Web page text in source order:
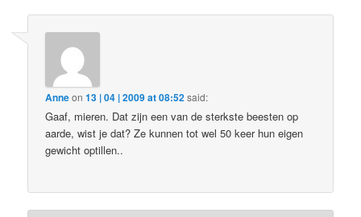
Anneon13 | 04 | 2009 at 08:52said:
Gaaf, mieren. Dat zijn een van de sterkste beesten op
aarde, wist je dat? Ze kunnen tot wel 50 keer hun eigen
gewicht optillen..